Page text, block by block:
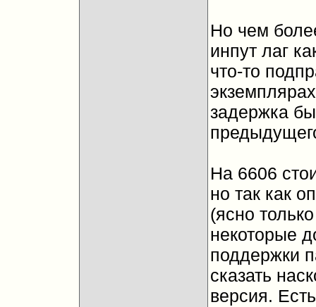
Но чем
инпут лаг
что-то
задержка
На 6606
но так как
(ясно
некоторые
поддержки
сказать
версия.